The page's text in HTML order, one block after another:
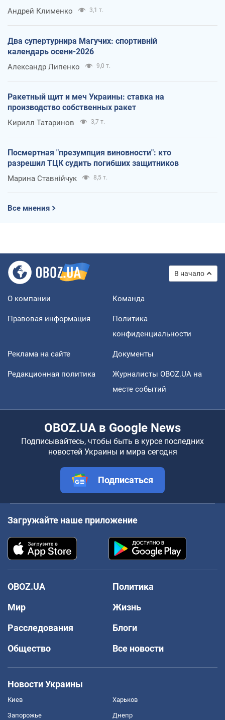
Андрей Клименко 3,1 т.
Два супертурнира Магучих: спортивній
календарь осени-2026
Александр Липенко 9,0 т.
Ракетный щит и меч Украины: ставка на
производство собственных ракет
Кирилл Татаринов 3,7 т.
Посмертная "презумпция виновности": кто
разрешил ТЦК судить погибших защитников
Марина Ставнійчук 8,5 т.
Все мнения
В начало
О компании Команда
Правовая информация
Политика
конфиденциальности
Реклама на сайте Документы
Редакционная политика
Журналисты OBOZ.UA на
месте событий
OBOZ.UA в Google News
Подписывайтесь, чтобы быть в курсе последних
новостей Украины и мира сегодня
Подписаться
Загружайте наше приложение
OBOZ.UA
Политика
Мир
Жизнь
Расследования
Блоги
Общество
Все новости
Новости Украины
Киев Харьков
Запорожье Днепр